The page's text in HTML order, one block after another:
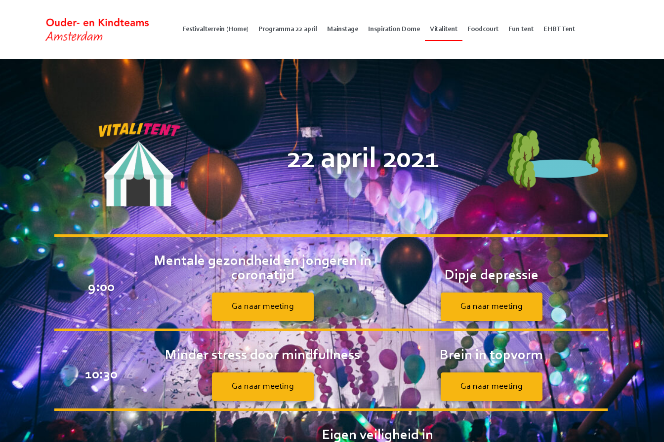
Festivalterrein (Home) Programma 22 april Mainstage Inspiration Dome Vitalitent Foodcourt Fun tent EHBT Tent
22 april 2021
9:00
Mentale gezondheid en jongeren in
coronatijd
Ga naar meeting
Dipje depressie
Ga naar meeting
10:30
Minder stress door mindfullness
Ga naar meeting
Brein in topvorm
Ga naar meeting
Eigen veiligheid in